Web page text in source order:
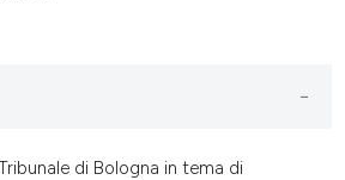
di Bologna in tema di